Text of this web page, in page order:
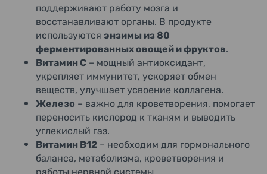
поддерживают работу мозга и
восстанавливают органы. В продукте
используются энзимы из 80
ферментированных овощей и фруктов.
Витамин C – мощный антиоксидант,
укрепляет иммунитет, ускоряет обмен
веществ, улучшает усвоение коллагена.
Железо – важно для кроветворения, помогает
переносить кислород к тканям и выводить
углекислый газ.
Витамин В12 – необходим для гормонального
баланса, метаболизма, кроветворения и